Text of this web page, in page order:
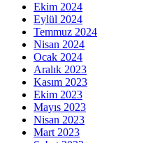
Ekim 2024
Eylül 2024
Temmuz 2024
Nisan 2024
Ocak 2024
Aralık 2023
Kasım 2023
Ekim 2023
Mayıs 2023
Nisan 2023
Mart 2023